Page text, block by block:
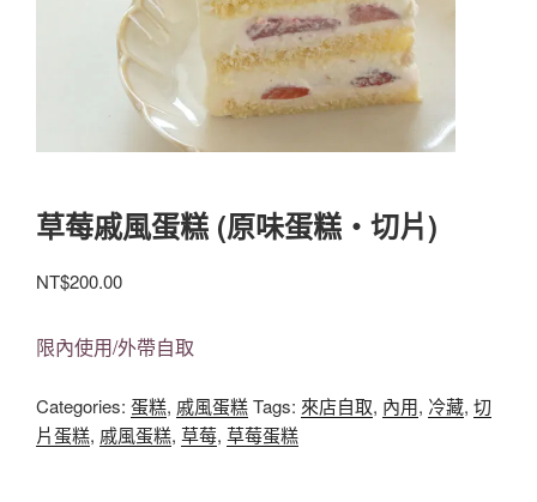
草莓戚風蛋糕 (原味蛋糕‧切片)
NT$200.00
限內使用/外帶自取
Categories: 蛋糕, 戚風蛋糕Tags: 來店自取, 內用, 冷藏, 切
片蛋糕, 戚風蛋糕, 草莓, 草莓蛋糕